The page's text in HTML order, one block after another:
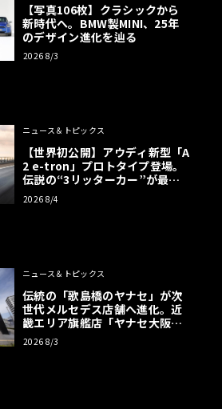
【写真106枚】クラシックから
新時代へ。BMW製MINI、25年
のデザイン進化を辿る
2026 8/3
ニュース＆トピックス
【世界初公開】アウディ新型「A
2 e-tron」プロトタイプ登場。
伝説の“3リッターカー”が最高
効率エントリーBEVとして復活
【画像38枚】
2026 8/4
ニュース＆トピックス
伝統の「歌島橋のヤナセ」が次
世代メルセデス店舗へ進化。近
畿エリア旗艦店「ヤナセ大阪支
店」がリニューアル
2026 8/3